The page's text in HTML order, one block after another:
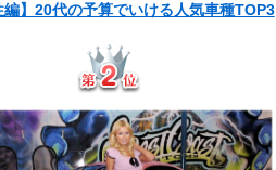
】20代の予算でいける人気車種TOP3